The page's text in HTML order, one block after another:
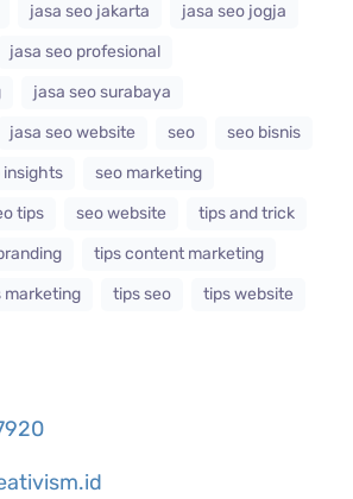
jasa seo jakarta
jasa seo jogja
jasa seo profesional
jasa seo surabaya
jasa seo website seo
seo bisnis
insights
seo marketing
tips seo website
tips and trick
tips content marketing
marketing tips seo tips website